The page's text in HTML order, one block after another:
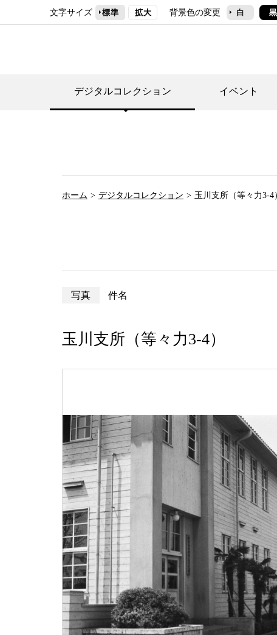
文字サイズ 標準 拡大 背景色の変更 白 黒
デジタルコレクション イベント
常設展案内
事業案内(テーマ展
団体利用について（
ホーム デジタルコレクション 玉川支所（等々力3-4）
写真 件名
玉川支所（等々力3-4）